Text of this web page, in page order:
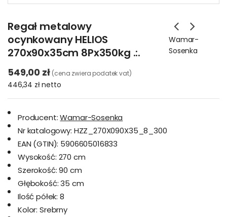
Regał metalowy
ocynkowany HELIOS
270x90x35cm 8Px350kg .:.
Wamar-
Sosenka
549,00 zł (cena zwiera podatek vat)
446,34 złnetto
Producent: Wamar-Sosenka
Nr katalogowy: HZZ_270X090X35_8_300
EAN (GTIN): 5906605016833
Wysokość: 270 cm
Szerokość: 90 cm
Głębokość: 35 cm
Ilość półek: 8
Kolor: Srebrny